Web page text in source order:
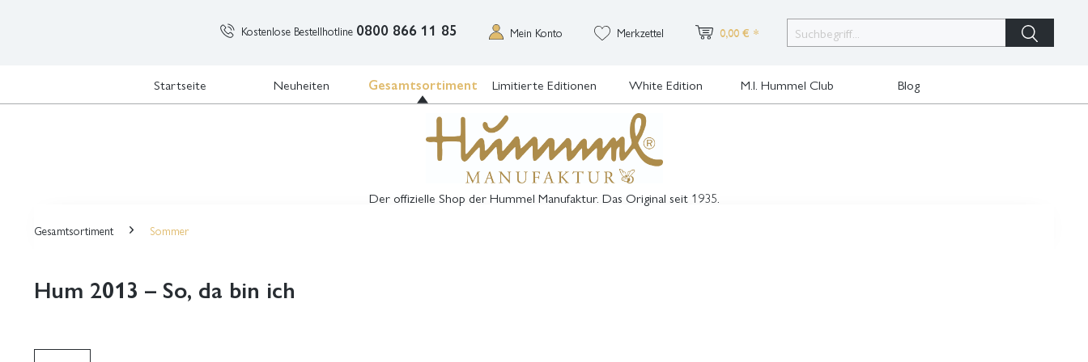
Kostenlose Bestellhotline 0800 866 11 85 Mein Konto Merkzettel 0,00 € *
Startseite Neuheiten Gesamtsortiment Limitierte Editionen White Edition M.I. Hummel Club Blog
Der offizielle Shop der Hummel Manufaktur. Das Original seit 1935.
Gesamtsortiment Sommer
Hum 2013 – So, da bin ich